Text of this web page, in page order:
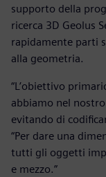
supporto della
ricerca 3D Geolus
rapidamente parti
alla geometria.
“L’obiettivo
abbiamo nel
evitando di
“Per dare una
tutti gli oggetti
e mezzo.”